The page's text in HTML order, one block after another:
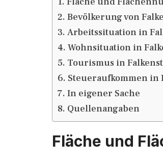
Bevölkerung von
Arbeitssituation in
Wohnsituation in
Tourismus in
Steueraufkommen in
In eigener Sache
Quellenangaben
Fläche und